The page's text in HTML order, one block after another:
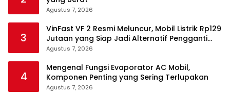
Agustus 7, 2026
3
VinFast VF 2 Resmi Meluncur, Mobil Listrik Rp129
Jutaan yang Siap Jadi Alternatif Pengganti
Motor
Agustus 7, 2026
4
Mengenal Fungsi Evaporator AC Mobil,
Komponen Penting yang Sering Terlupakan
Agustus 7, 2026